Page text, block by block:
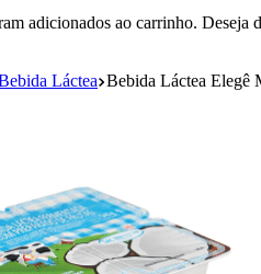
adicionados ao carrinho. Deseja
Láctea Bebida Láctea Elegê